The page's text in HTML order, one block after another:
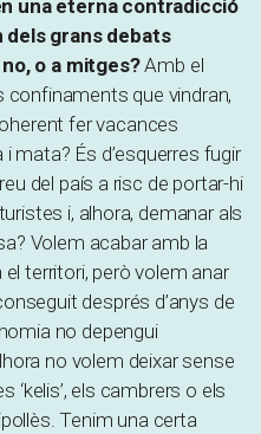
una eterna contradicció
dels grans debats
o a mitges?Amb el
confinaments que vindran,
fer vacances
mata? És d’esquerres fugir
del país a risc de portar-hi
i, alhora, demanar als
Volem acabar amb la
territori, però volem anar
després d’anys de
no depengui
no volem deixar sense
‘kelis’, els cambrers o els
Tenim una certa